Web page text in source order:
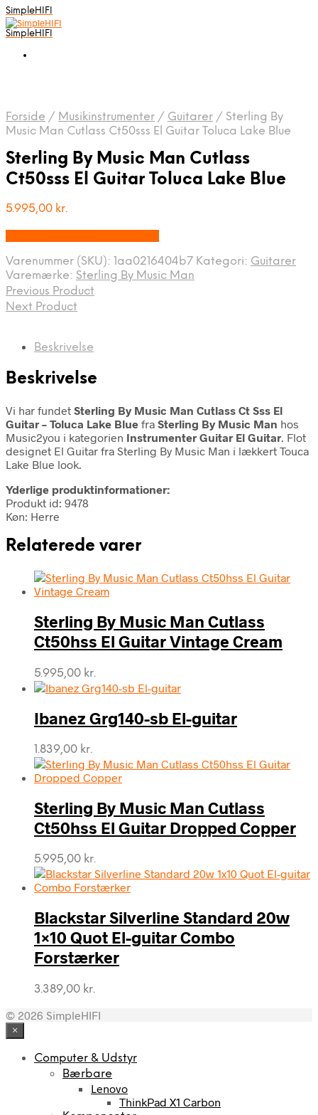
SimpleHIFI
SimpleHIFI
Forside / Musikinstrumenter / Guitarer / Sterling By
Music Man Cutlass Ct50sss El Guitar Toluca Lake Blue
Sterling By Music Man Cutlass
Ct50sss El Guitar Toluca Lake Blue
5.995,00 kr.
Varenummer (SKU): 1aa0216404b7 Kategori: Guitarer
Varemærke: Sterling By Music Man
Previous Product
Next Product
Beskrivelse
Beskrivelse
Vi har fundet Sterling By Music Man Cutlass Ct Sss El
Guitar – Toluca Lake Blue fra Sterling By Music Man hos
Music2you i kategorien Instrumenter Guitar El Guitar. Flot
designet El Guitar fra Sterling By Music Man i lækkert Touca
Lake Blue look.
Yderlige produktinformationer:
Produkt id: 9478
Køn: Herre
Relaterede varer
Sterling By Music Man Cutlass
Ct50hss El Guitar Vintage Cream
5.995,00 kr.
Ibanez Grg140-sb El-guitar
1.839,00 kr.
Sterling By Music Man Cutlass
Ct50hss El Guitar Dropped Copper
5.995,00 kr.
Blackstar Silverline Standard 20w
1×10 Quot El-guitar Combo
Forstærker
3.389,00 kr.
© 2026 SimpleHIFI
×
Computer & Udstyr
Bærbare
Lenovo
ThinkPad X1 Carbon